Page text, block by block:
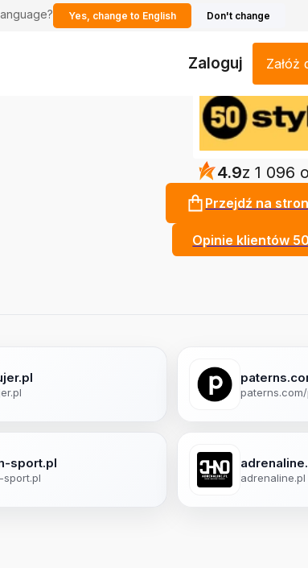
Yes, change to English Don't change
Zaloguj Załóż
4.9z 1 096
Przejdź na
Opinie klientów
sport.pl
sport.pl adrenaline.pl